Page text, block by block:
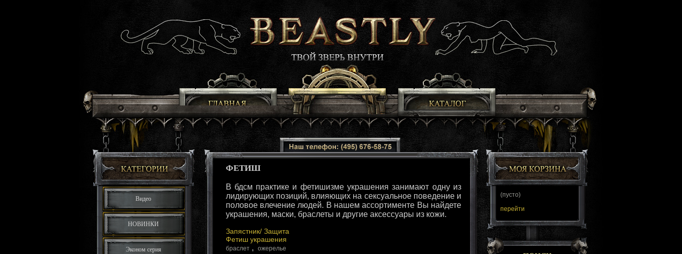
Видео
НОВИНКИ
Эконом серия
ФЕТИШ
В бдсм практике и фетишизме украшения занимают одну из
лидирующих позиций, влияющих на сексуальное поведение и
половое влечение людей. В нашем ассортименте Вы найдете
украшения, маски, браслеты и другие аксессуары из кожи.
Запястник/ Защита
Фетиш украшения
браслет, ожерелье
(пусто)
перейти